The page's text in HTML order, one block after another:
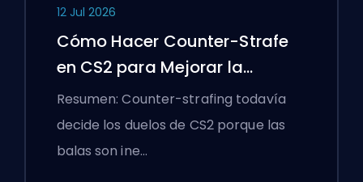
12 Jul 2026
Cómo Hacer Counter-Strafe
en CS2 para Mejorar la
Precisión
Resumen: Counter-strafing todavía
decide los duelos de CS2 porque las
balas son ine…